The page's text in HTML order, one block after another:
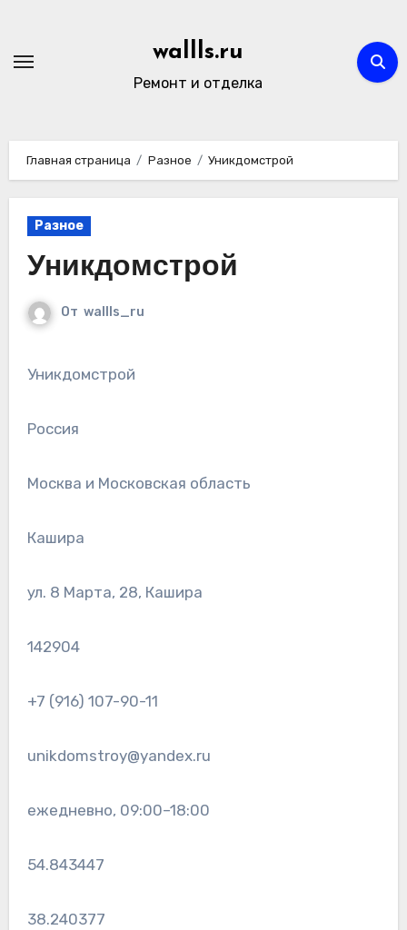
содержимому
wallls.ru
Ремонт и отделка
Главная страница Разное Уникдомстрой
Разное
Уникдомстрой
От wallls_ru
Уникдомстрой
Россия
Москва и Московская область
Кашира
ул. 8 Марта, 28, Кашира
142904
+7 (916) 107-90-11
unikdomstroy@yandex.ru
ежедневно, 09:00–18:00
54.843447
38.240377